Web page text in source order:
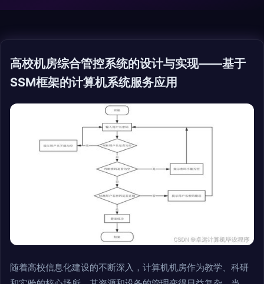
高校机房综合管控系统的设计与实现——基于
SSM框架的计算机系统服务应用
随着高校信息化建设的不断深入，计算机机房作为教学、科研